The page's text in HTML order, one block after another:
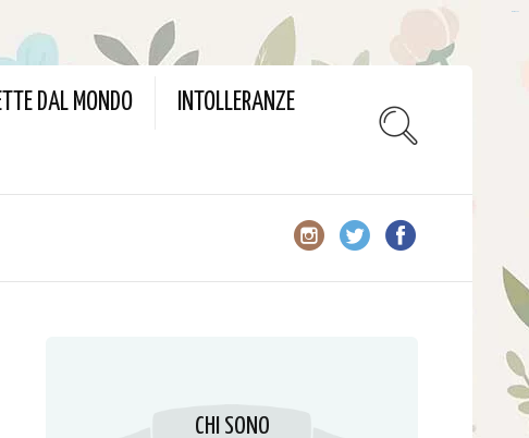
DAL MONDO INTOLLERANZE
CHI SONO